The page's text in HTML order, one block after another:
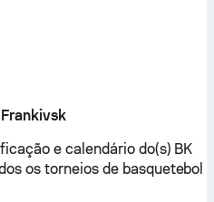
e calendário do(s) BK
os torneios de basquetebol